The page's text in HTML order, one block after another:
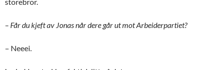
– Får du kjeft av Jonas når dere går ut mot Arbeiderpartiet?
– Neeei.